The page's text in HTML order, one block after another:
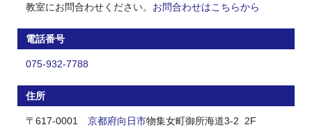
教室にお問合わせください。 お問合わせはこちらから
電話番号
075-932-7788
住所
〒617-0001 京都府向日市物集女町御所海道3-2 2F